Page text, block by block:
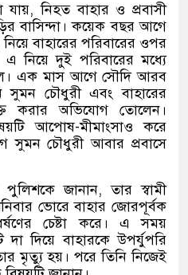
যায়, নিহত বাহার ও প্রবাসী
বাসিন্দা। কয়েক বছর আগে
নিয়ে বাহারের পরিবারের ওপর
নিয়ে দুই পরিবারের মধ্যে
এক মাস আগে সৌদি আরব
সুমন চৌধুরী এবং বাহারের
করার অভিযোগ তোলেন।
আপোষ-মীমাংসাও করে
সুমন চৌধুরী আবার প্রবাসে
জানান, তার স্বামী
ভোরে বাহার জোরপূর্বক
চেষ্টা করে। এ সময়
দা দিয়ে বাহারকে উপর্যুপরি
মৃত্যু হয়। পরে তিনি নিজেই